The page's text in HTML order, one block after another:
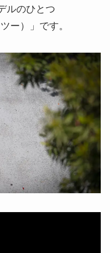
ルのひとつ
ー）」です。